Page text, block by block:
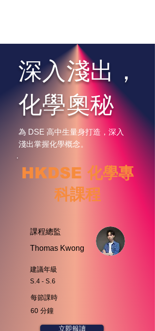
深入淺出，
化學奧秘
為 DSE 高中生量身打造，深入
淺出掌握化學概念。
HKDSE 化學專
科課程
​課程總監
Thomas Kwong
​建議年級
S.4 - S.6
每節課時
60 分鐘
立即報讀